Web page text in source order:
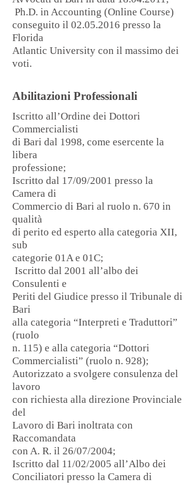
Ph.D. in Accounting (Online Course)
conseguito il 02.05.2016 presso la
Florida
Atlantic University con il massimo dei
voti.
Abilitazioni Professionali
Iscritto all’Ordine dei Dottori
Commercialisti
di Bari dal 1998, come esercente la
libera
professione;
Iscritto dal 17/09/2001 presso la
Camera di
Commercio di Bari al ruolo n. 670 in
qualità
di perito ed esperto alla categoria XII,
sub
categorie 01A e 01C;
Iscritto dal 2001 all’albo dei
Consulenti e
Periti del Giudice presso il Tribunale di
Bari
alla categoria “Interpreti e Traduttori”
(ruolo
n. 115) e alla categoria “Dottori
Commercialisti” (ruolo n. 928);
Autorizzato a svolgere consulenza del
lavoro
con richiesta alla direzione Provinciale
del
Lavoro di Bari inoltrata con
Raccomandata
con A. R. il 26/07/2004;
Iscritto dal 11/02/2005 all’Albo dei
Conciliatori presso la Camera di